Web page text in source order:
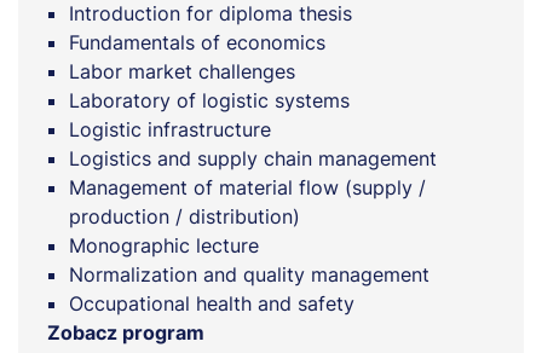
Introduction for diploma thesis
Fundamentals of economics
Labor market challenges
Laboratory of logistic systems
Logistic infrastructure
Logistics and supply chain management
Management of material flow (supply /
production / distribution)
Monographic lecture
Normalization and quality management
Occupational health and safety
Zobacz program